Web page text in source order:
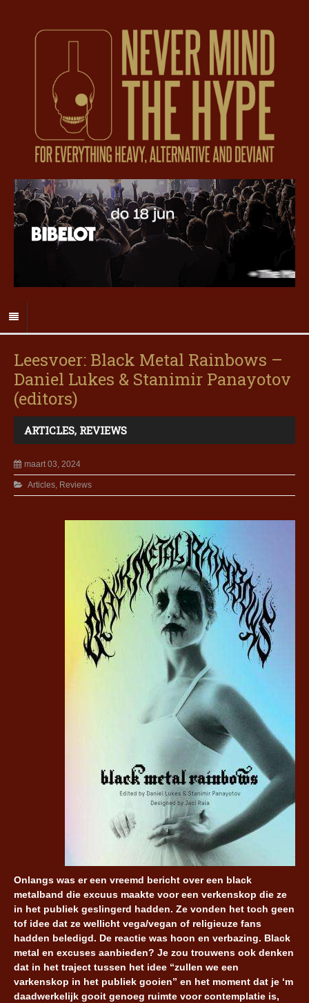
Leesvoer: Black Metal Rainbows –
Daniel Lukes & Stanimir Panayotov
(editors)
ARTICLES, REVIEWS
maart 03, 2024
Articles, Reviews
Onlangs was er een vreemd bericht over een black
metalband die excuus maakte voor een verkenskop die ze
in het publiek geslingerd hadden. Ze vonden het toch geen
tof idee dat ze wellicht vega/vegan of religieuze fans
hadden beledigd. De reactie was hoon en verbazing. Black
metal en excuses aanbieden? Je zou trouwens ook denken
dat in het traject tussen het idee “zullen we een
varkenskop in het publiek gooien” en het moment dat je ‘m
daadwerkelijk gooit genoeg ruimte voor contemplatie is,